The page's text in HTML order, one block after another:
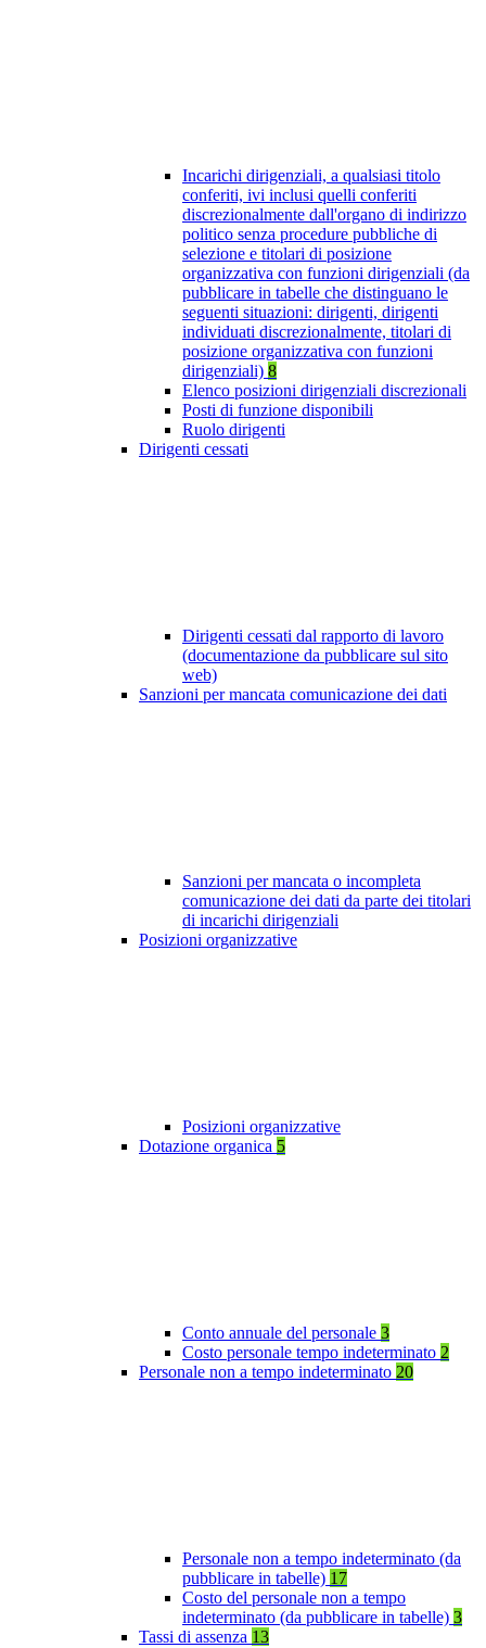
Incarichi dirigenziali, a qualsiasi titolo
conferiti, ivi inclusi quelli conferiti
discrezionalmente dall'organo di indirizzo
politico senza procedure pubbliche di
selezione e titolari di posizione
organizzativa con funzioni dirigenziali (da
pubblicare in tabelle che distinguano le
seguenti situazioni: dirigenti, dirigenti
individuati discrezionalmente, titolari di
posizione organizzativa con funzioni
dirigenziali) 8
Elenco posizioni dirigenziali discrezionali
Posti di funzione disponibili
Ruolo dirigenti
Dirigenti cessati
Dirigenti cessati dal rapporto di lavoro
(documentazione da pubblicare sul sito
web)
Sanzioni per mancata comunicazione dei dati
Sanzioni per mancata o incompleta
comunicazione dei dati da parte dei titolari
di incarichi dirigenziali
Posizioni organizzative
Posizioni organizzative
Dotazione organica 5
Conto annuale del personale 3
Costo personale tempo indeterminato 2
Personale non a tempo indeterminato 20
Personale non a tempo indeterminato (da
pubblicare in tabelle) 17
Costo del personale non a tempo
indeterminato (da pubblicare in tabelle) 3
Tassi di assenza 13